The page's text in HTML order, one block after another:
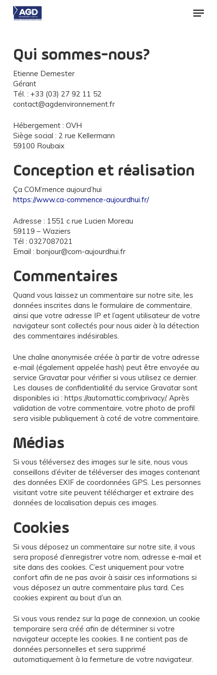
Skip
Menu
Qui sommes-nous ?
Etienne Demester
Gérant
Tél. : +33 (03) 27 92 11 52
contact@agdenvironnement.fr
Hébergement : OVH
Siège social : 2 rue Kellermann
59100 Roubaix
Conception et réalisation
Ça COM’mence aujourd’hui
https://www.ca-commence-aujourdhui.fr/
Adresse : 1551 c rue Lucien Moreau
59119 – Waziers
Tél : 0327087021
Email : bonjour@com-aujourdhui.fr
Commentaires
Quand vous laissez un commentaire sur notre site, les
données inscrites dans le formulaire de commentaire,
ainsi que votre adresse IP et l’agent utilisateur de votre
navigateur sont collectés pour nous aider à la détection
des commentaires indésirables.
Une chaîne anonymisée créée à partir de votre adresse
e-mail (également appelée hash) peut être envoyée au
service Gravatar pour vérifier si vous utilisez ce dernier.
Les clauses de confidentialité du service Gravatar sont
disponibles ici : https://automattic.com/privacy/. Après
validation de votre commentaire, votre photo de profil
sera visible publiquement à coté de votre commentaire.
Médias
Si vous téléversez des images sur le site, nous vous
conseillons d’éviter de téléverser des images contenant
des données EXIF de coordonnées GPS. Les personnes
visitant votre site peuvent télécharger et extraire des
données de localisation depuis ces images.
Cookies
Si vous déposez un commentaire sur notre site, il vous
sera proposé d’enregistrer votre nom, adresse e-mail et
site dans des cookies. C’est uniquement pour votre
confort afin de ne pas avoir à saisir ces informations si
vous déposez un autre commentaire plus tard. Ces
cookies expirent au bout d’un an.
Si vous vous rendez sur la page de connexion, un cookie
temporaire sera créé afin de déterminer si votre
navigateur accepte les cookies. Il ne contient pas de
données personnelles et sera supprimé
automatiquement à la fermeture de votre navigateur.